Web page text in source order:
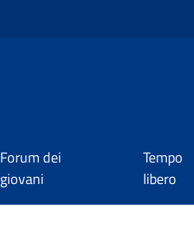
Forum dei
giovani
Tempo
libero